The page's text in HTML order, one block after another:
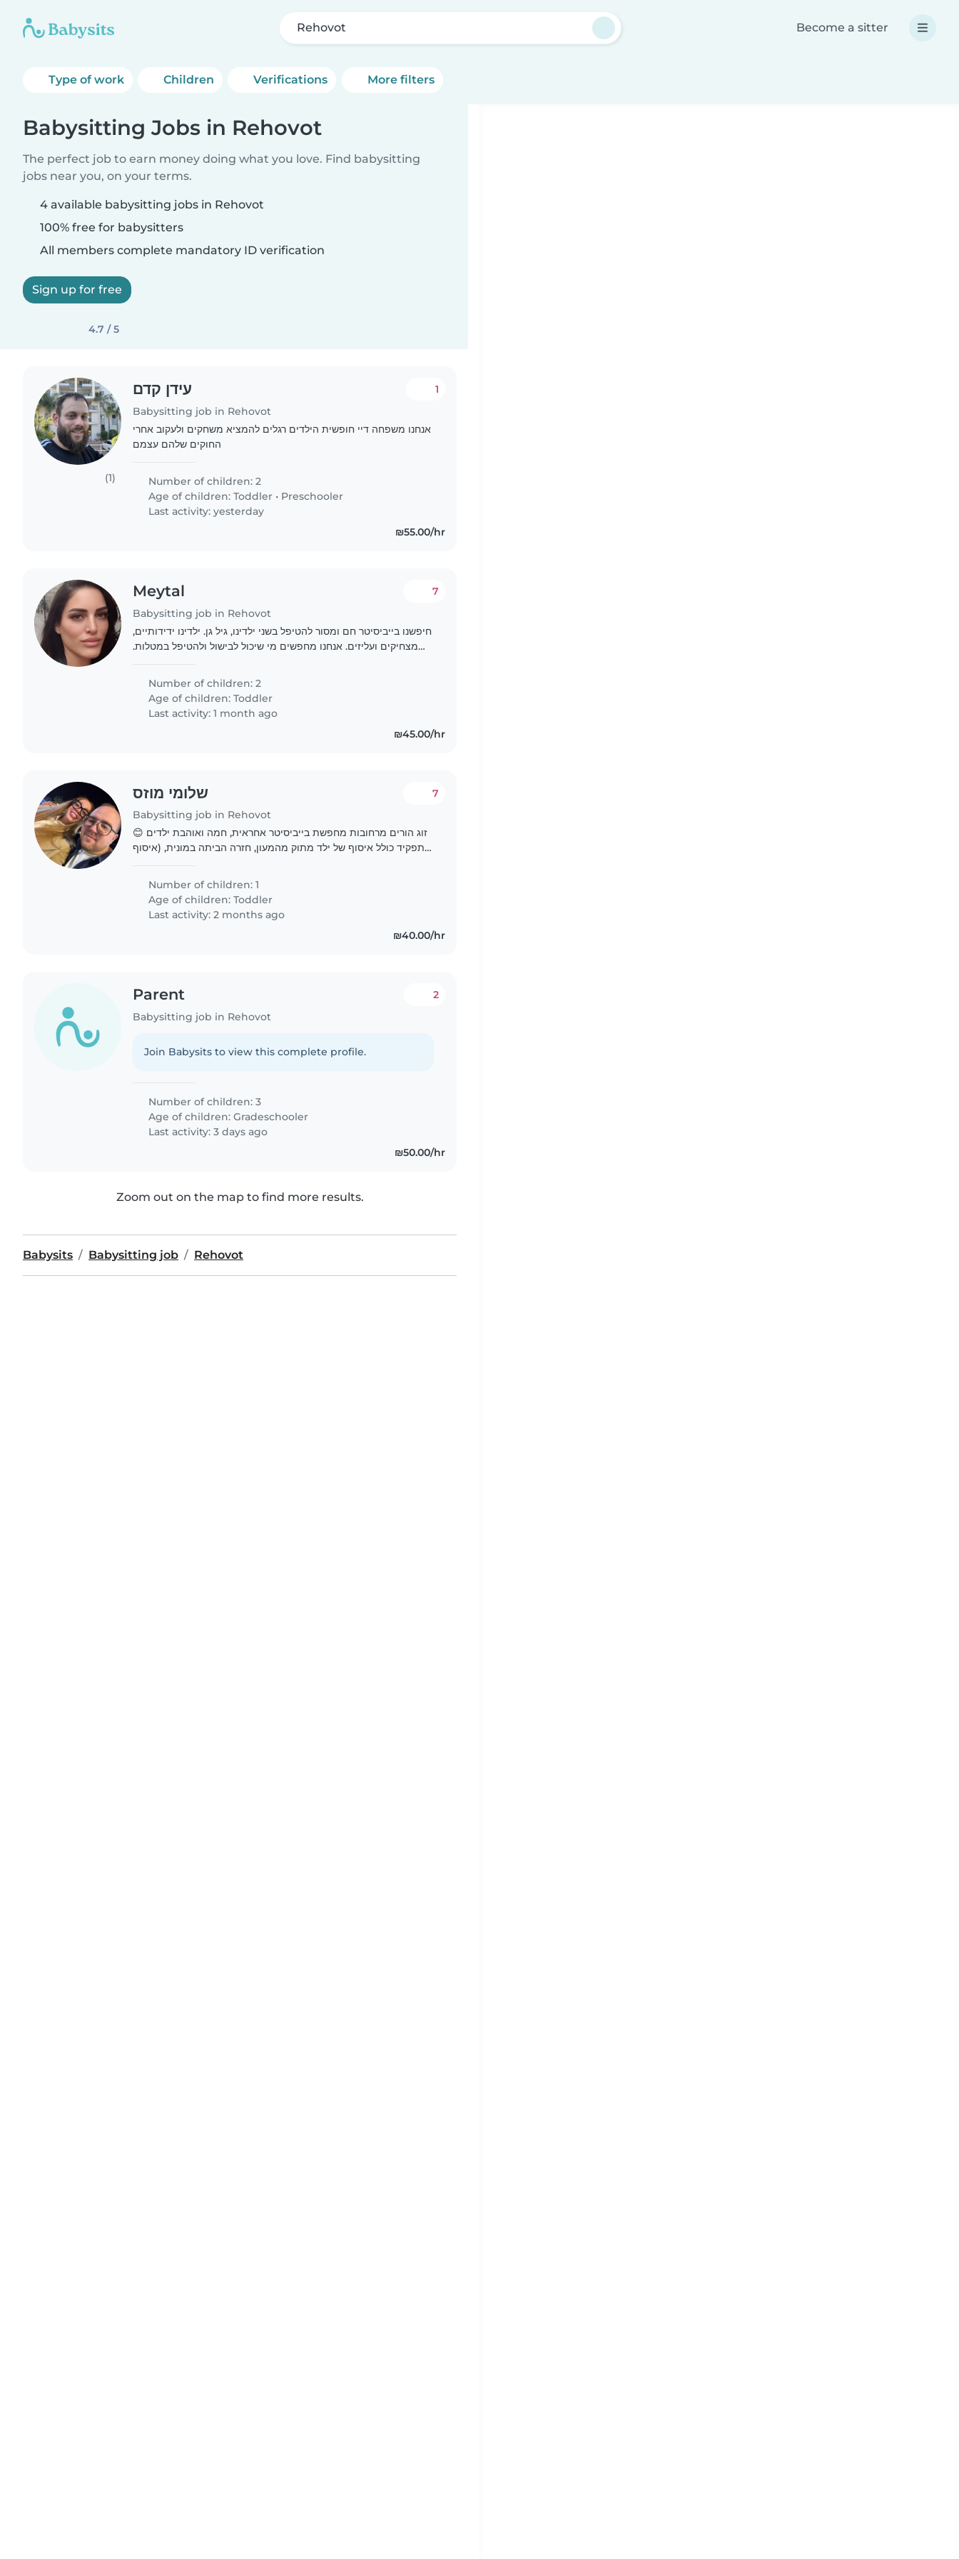
Rehovot Become a sitter
Type of work Children Verifications More filters
Babysitting Jobs in Rehovot
The perfect job to earn money doing what you love. Find babysitting
jobs near you, on your terms.
4 available babysitting jobs in Rehovot
100% free for babysitters
All members complete mandatory ID verification
Sign up for free
4.7 / 5
(1)
עידן קדם
Babysitting job in Rehovot
1
אנחנו משפחה דיי חופשית הילדים רגלים להמציא משחקים ולעקוב אחרי
החוקים שלהם עצמם
Number of children: 2
Age of children:Toddler • Preschooler
Last activity: yesterday
₪55.00/hr
Meytal
Babysitting job in Rehovot
7
חיפשנו בייביסיטר חם ומסור להטיפל בשני ילדינו, גיל גן. ילדינו ידידותיים,
מצחיקים ועליזים. אנחנו מחפשים מי שיכול לבישול ולהטיפל במטלות.
Number of children: 2
Age of children:Toddler
Last activity: 1 month ago
₪45.00/hr
שלומי מוזס
Babysitting job in Rehovot
7
זוג הורים מרחובות מחפשת בייביסיטר אחראית, חמה ואוהבת ילדים 😊
התפקיד כולל איסוף של ילד מתוק מהמעון, חזרה הביתה במונית, (איסוף
Number of children: 1
Age of children:Toddler
Last activity: 2 months ago
₪40.00/hr
Parent
Babysitting job in Rehovot
2
Join Babysits to view this complete profile.
Number of children: 3
Age of children:Gradeschooler
Last activity: 3 days ago
₪50.00/hr
Zoom out on the map to find more results.
Babysits Babysitting job Rehovot